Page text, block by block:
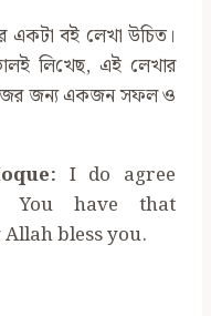
একটা বই লেখা উচিত।
লি‌খেছ, এই লেখার
জন্য একজন সফল ও
I do agree
You have that
bless you.